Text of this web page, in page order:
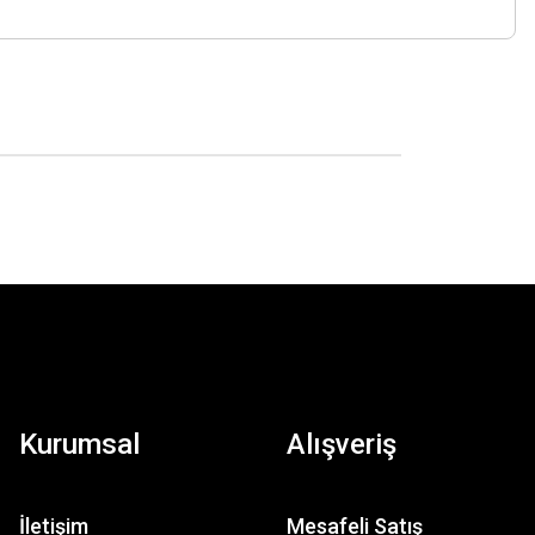
Kurumsal
İletişim
Alışveriş
Mesafeli Satış